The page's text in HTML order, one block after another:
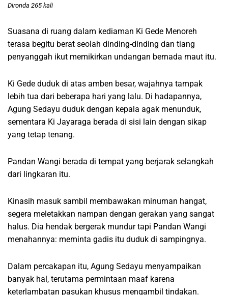
Dironda 265 kali
Suasana di ruang dalam kediaman Ki Gede Menoreh
terasa begitu berat seolah dinding-dinding dan tiang
penyanggah ikut memikirkan undangan bernada maut itu.
Ki Gede duduk di atas amben besar, wajahnya tampak
lebih tua dari beberapa hari yang lalu. Di hadapannya,
Agung Sedayu duduk dengan kepala agak menunduk,
sementara Ki Jayaraga berada di sisi lain dengan sikap
yang tetap tenang.
Pandan Wangi berada di tempat yang berjarak selangkah
dari lingkaran itu.
Kinasih masuk sambil membawakan minuman hangat,
segera meletakkan nampan dengan gerakan yang sangat
halus. Dia hendak bergerak mundur tapi Pandan Wangi
menahannya: meminta gadis itu duduk di sampingnya.
Dalam percakapan itu, Agung Sedayu menyampaikan
banyak hal, terutama permintaan maaf karena
keterlambatan pasukan khusus mengambil tindakan.